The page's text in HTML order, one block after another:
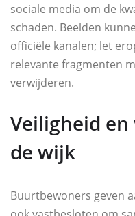
sociale media om de
schaden. Beelden
officiële kanalen; let
relevante fragmenten
verwijderen.
Veiligheid
de wijk
Buurtbewoners geven